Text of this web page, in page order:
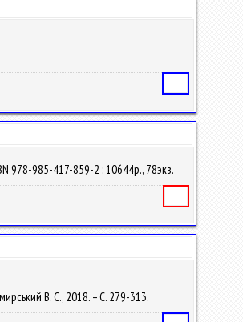
978-985-417-859-2 : 10644р., 78экз.
В. С., 2018. – С. 279-313.